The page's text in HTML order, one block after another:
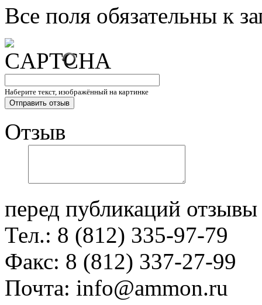
Все поля обязательны к
Наберите текст, изображённый на картинке
Отзыв
перед публикаций
Тел.: 8 (812) 335-97-79
Факс: 8 (812) 337-27-99
Почта: info@ammon.ru